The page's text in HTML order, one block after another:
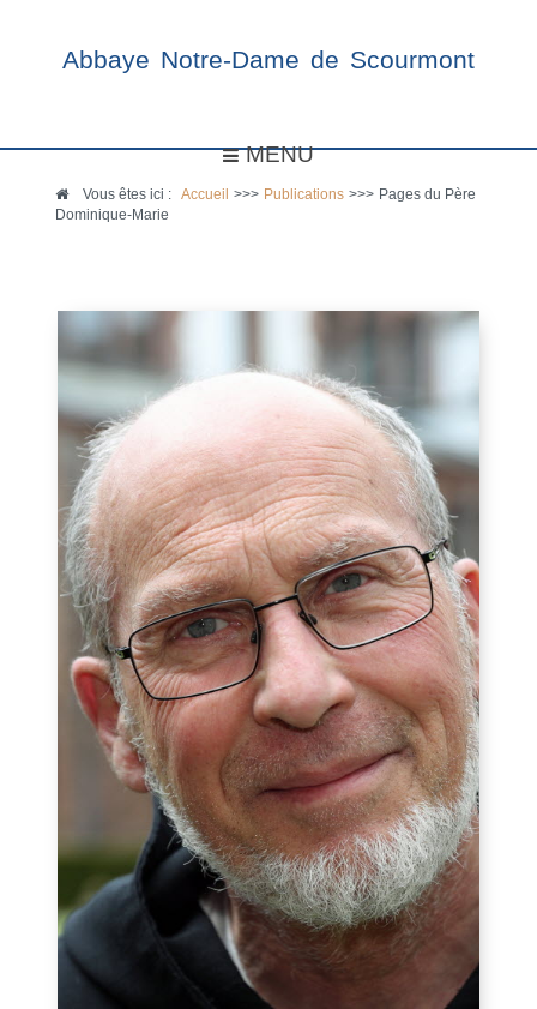
Abbaye Notre-Dame de Scourmont
MENU
Vous êtes ici :Accueil >>> Publications >>> Pages du Père
Dominique-Marie